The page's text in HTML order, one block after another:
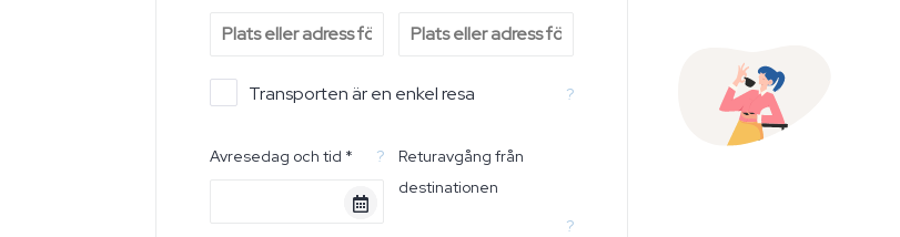
Transporten är en enkel resa ?
Avresedag och tid * ?
Returavgång från
destinationen
?